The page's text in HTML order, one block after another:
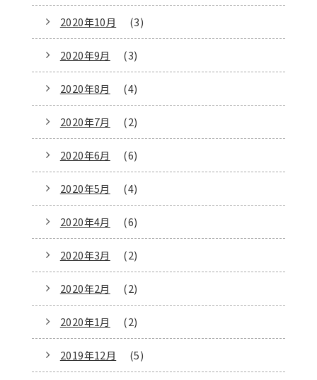
2020年10月 (3)
2020年9月 (3)
2020年8月 (4)
2020年7月 (2)
2020年6月 (6)
2020年5月 (4)
2020年4月 (6)
2020年3月 (2)
2020年2月 (2)
2020年1月 (2)
2019年12月 (5)